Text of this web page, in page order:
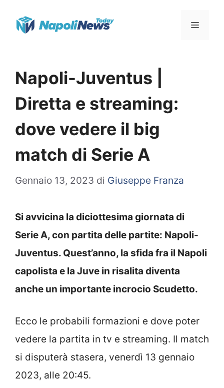
Menu
Napoli-Juventus |
Diretta e streaming:
dove vedere il big
match di Serie A
Gennaio 13, 2023 di Giuseppe Franza
Si avvicina la diciottesima giornata di
Serie A, con partita delle partite: Napoli-
Juventus. Quest’anno, la sfida fra il Napoli
capolista e la Juve in risalita diventa
anche un importante incrocio Scudetto.
Ecco le probabili formazioni e dove poter
vedere la partita in tv e streaming. Il match
si disputerà stasera, venerdì 13 gennaio
2023, alle 20:45.